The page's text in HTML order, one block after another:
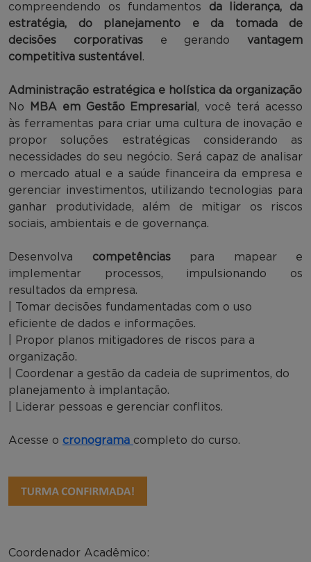
compreendendo os fundamentos da liderança, da
estratégia, do planejamento e da tomada de
decisões corporativas e gerando vantagem
competitiva sustentável .
Administração estratégica e holística da organização
No
MBA em Gestão Empresarial , você terá acesso
às ferramentas para criar uma cultura de inovação e
propor soluções estratégicas considerando as
necessidades do seu negócio. Será capaz de analisar
o mercado atual e a saúde financeira da empresa e
gerenciar investimentos, utilizando tecnologias para
ganhar produtividade, além de mitigar os riscos
sociais, ambientais e de governança.
Desenvolva competênciaspara mapear e
implementar processos, impulsionando os
resultados da empresa.
| Tomar decisões fundamentadas com o uso
eficiente de dados e informações.
| Propor planos mitigadores de riscos para a
organização.
| Coordenar a gestão da cadeia de suprimentos, do
planejamento à implantação.
| Liderar pessoas e gerenciar conflitos.
Acesse o cronograma completo do curso.
Coordenador Acadêmico: